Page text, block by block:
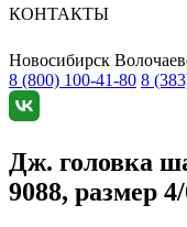
КОНТАКТЫ
Новосибирск
8 (800) 100-41-80 8
Дж. головка
9088, размер